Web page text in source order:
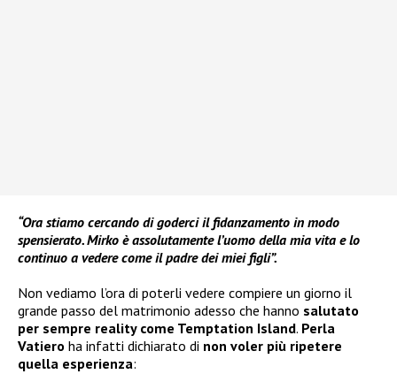
“Ora stiamo cercando di goderci il fidanzamento in modo
spensierato. Mirko è assolutamente l’uomo della mia vita e lo
continuo a vedere come il padre dei miei figli”.
Non vediamo l’ora di poterli vedere compiere un giorno il
grande passo del matrimonio adesso che hanno salutato
per sempre reality come Temptation Island. Perla
Vatiero ha infatti dichiarato di non voler più ripetere
quella esperienza: